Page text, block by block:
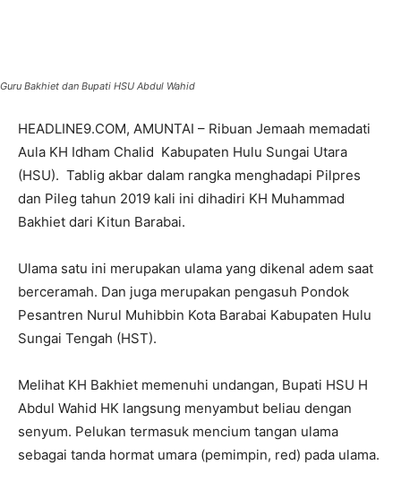
Guru Bakhiet dan Bupati HSU Abdul Wahid
HEADLINE9.COM, AMUNTAI – Ribuan Jemaah memadati
Aula KH Idham Chalid Kabupaten Hulu Sungai Utara
(HSU). Tablig akbar dalam rangka menghadapi Pilpres
dan Pileg tahun 2019 kali ini dihadiri KH Muhammad
Bakhiet dari Kitun Barabai.
Ulama satu ini merupakan ulama yang dikenal adem saat
berceramah. Dan juga merupakan pengasuh Pondok
Pesantren Nurul Muhibbin Kota Barabai Kabupaten Hulu
Sungai Tengah (HST).
Melihat KH Bakhiet memenuhi undangan, Bupati HSU H
Abdul Wahid HK langsung menyambut beliau dengan
senyum. Pelukan termasuk mencium tangan ulama
sebagai tanda hormat umara (pemimpin, red) pada ulama.